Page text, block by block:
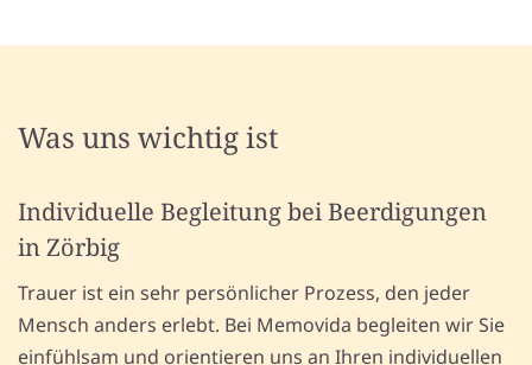
Was uns wichtig ist
Individuelle Begleitung bei Beerdigungen
in Zörbig
Trauer ist ein sehr persönlicher Prozess, den jeder
Mensch anders erlebt. Bei Memovida begleiten wir Sie
einfühlsam und orientieren uns an Ihren individuellen